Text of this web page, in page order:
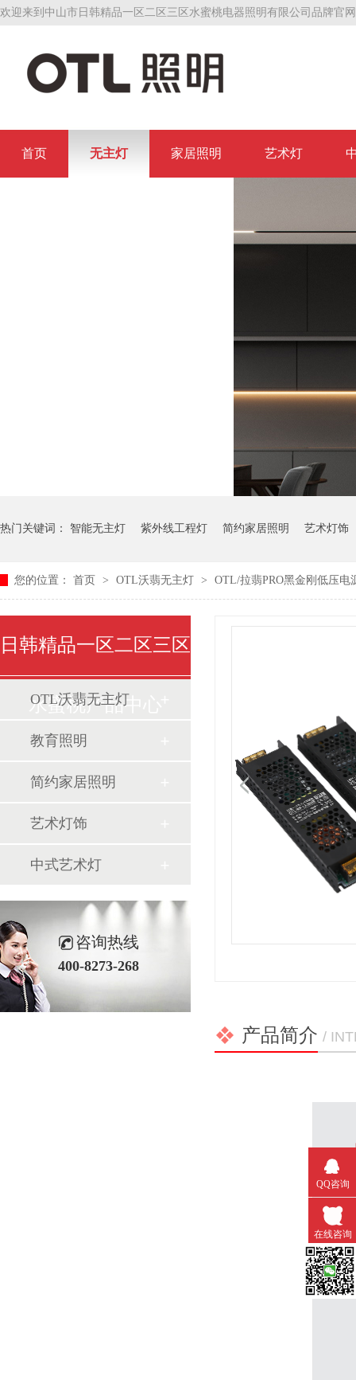
欢迎来到中山市日韩精品一区二区三区水蜜桃电器照明有限公司品牌官
首页 无主灯 家居照明 艺术灯
热门关键词： 智能无主灯 紫外线工程灯 简约家居照明 艺术灯饰
您的位置： 首页 > OTL沃翡无主灯 > OTL/拉翡PRO黑金刚低压电
日韩精品一区二区三区
水蜜桃产品中心
OTL沃翡无主灯
教育照明
简约家居照明
艺术灯饰
中式艺术灯
咨询热线
400-8273-268
产品简介 /
QQ咨询
在线咨询
微信扫一扫